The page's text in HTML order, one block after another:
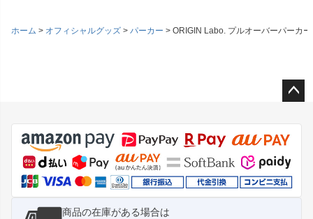
ホーム オフィシャルグッズ パーカー ORIGIN Labo. プルオーバーパーカ
ジト
ップ
へ
商品の在庫がある場合は